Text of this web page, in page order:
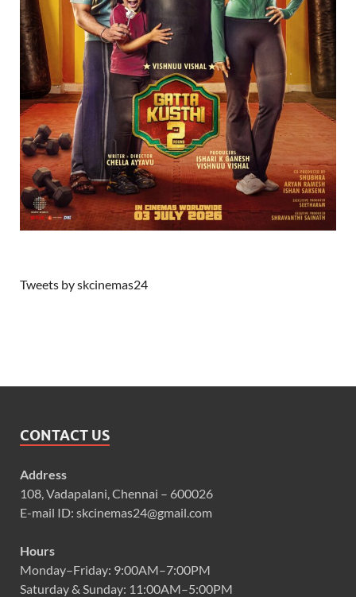
Tweets by skcinemas24
CONTACT US
Address
108, Vadapalani, Chennai – 600026
E-mail ID: skcinemas24@gmail.com
Hours
Monday–Friday: 9:00AM–7:00PM
Saturday & Sunday: 11:00AM–5:00PM